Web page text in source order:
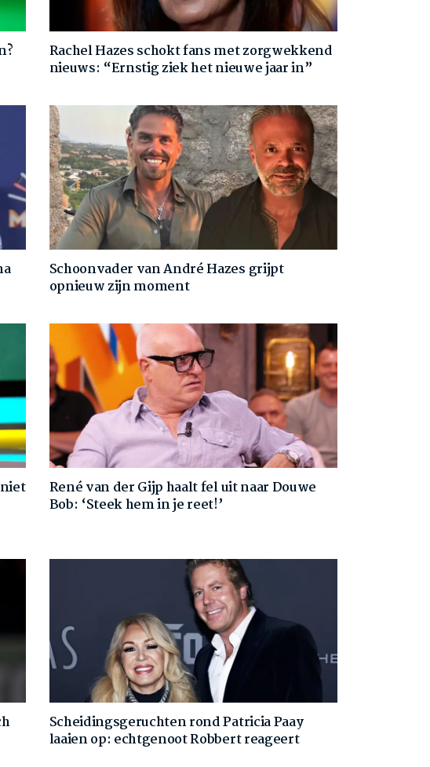
Rachel Hazes schokt fans met zorgwekkend
nieuws: “Ernstig ziek het nieuwe jaar in”
Schoonvader van André Hazes grijpt
opnieuw zijn moment
René van der Gijp haalt fel uit naar Douwe
Bob: ‘Steek hem in je reet!’
Scheidingsgeruchten rond Patricia Paay
laaien op: echtgenoot Robbert reageert